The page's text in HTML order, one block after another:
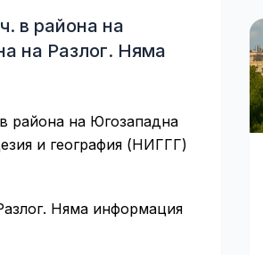
в района на
на Разлог. Няма
района на Югозападна
и география (НИГГГ)
Няма информация